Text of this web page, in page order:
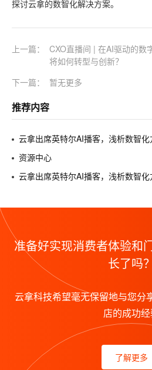
探讨云拿的数智化解决方案。
上一篇：
CXO直播间 | 在AI驱动的数
将如何转型与创新？
下一篇：
暂无更多
推荐内容
云拿出席英特尔AI播客，浅析数智
资源中心
云拿出席英特尔AI播客，浅析数智
准备好实现消费者体验和
长了吗？
云拿科技希望毫无保留地与您分
店的成功
了解更多